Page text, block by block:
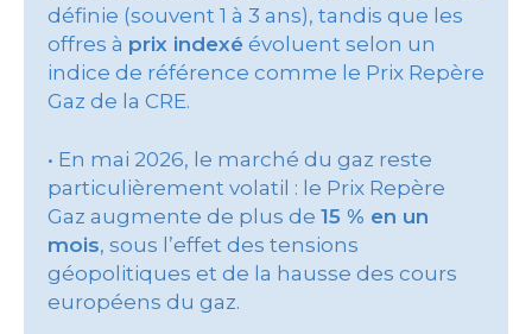
définie (souvent 1 à 3 ans), tandis que les
offres à prix indexé évoluent selon un
indice de référence comme le Prix Repère
Gaz de la CRE.
• En mai 2026, le marché du gaz reste
particulièrement volatil : le Prix Repère
Gaz augmente de plus de 15 % en un
mois, sous l’effet des tensions
géopolitiques et de la hausse des cours
européens du gaz.